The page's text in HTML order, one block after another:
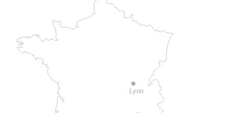
Lyon